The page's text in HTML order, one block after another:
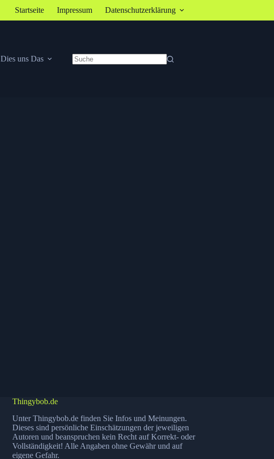
Startseite Impressum Datenschutzerklärung
Dies uns Das
Thingybob.de
Unter Thingybob.de finden Sie Infos und Meinungen.
Dieses sind persönliche Einschätzungen der jeweiligen
Autoren und beanspruchen kein Recht auf Korrekt- oder
Vollständigkeit! Alle Angaben ohne Gewähr und auf
eigene Gefahr.